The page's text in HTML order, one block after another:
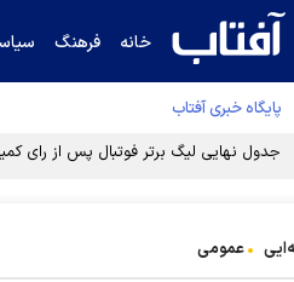
خانه فرهنگ
پایگاه خبری آفتاب
جدول نهایی لیگ برتر فوتبال پس از رای
عمومی